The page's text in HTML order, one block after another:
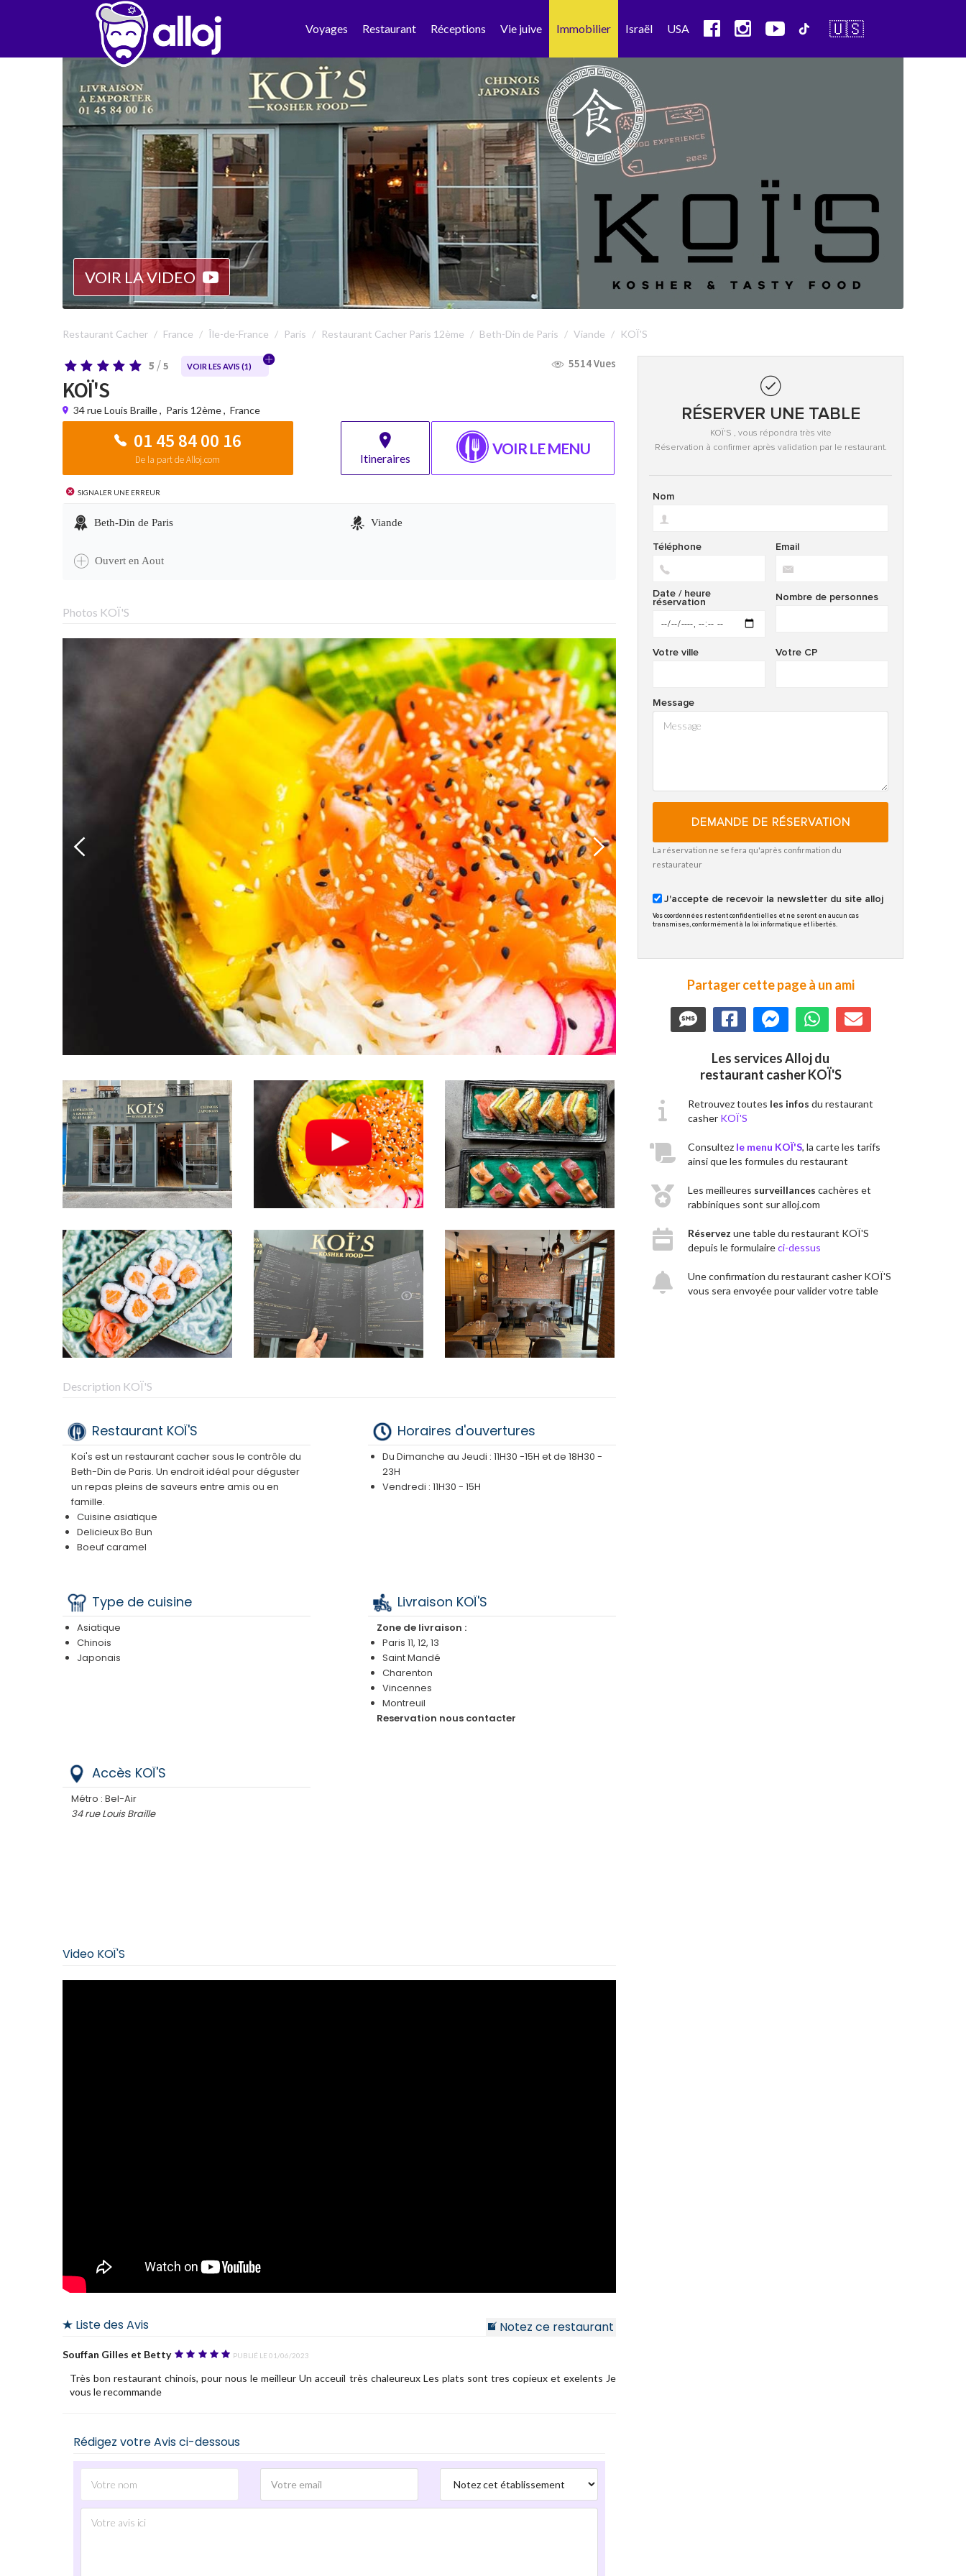
Voyages Restaurant Réceptions Vie juive Immobilier Israël USA 🇺🇸
VOIR LA VIDEO
Restaurant Cacher France Île-de-France Paris Restaurant Cacher Paris 12ème Beth-Din de Paris Viande KOÏ'S
5 /5 VOIR LES AVIS (1) 5514 Vues
KOÏ'S
34 rue Louis Braille, Paris 12ème, France
01 45 84 00 16
De la part de Alloj.com Itineraires
VOIR LE MENU
Signaler une erreur
Beth-Din de Paris Viande
Ouvert en Aout
Photos KOÏ'S
Description KOÏ'S
Restaurant KOÏ'S
Koi's est un restaurant cacher sous le contrôle du
Beth-Din de Paris. Un endroit idéal pour déguster
un repas pleins de saveurs entre amis ou en
famille.
Cuisine asiatique
Delicieux Bo Bun
Boeuf caramel
Horaires d'ouvertures
Du Dimanche au Jeudi : 11H30 -15H et de 18H30 -
23H
Vendredi : 11H30 - 15H
Type de cuisine
Asiatique
Chinois
Japonais
Livraison KOÏ'S
Zone de livraison :
Paris 11, 12, 13
Saint Mandé
Charenton
Vincennes
Montreuil
Reservation nous contacter
Accès KOÏ'S
Métro : Bel-Air
34 rue Louis Braille
Video KOÏ'S
Liste des Avis Notez ce restaurant
Souffan Gilles et Betty
Publié le 01/06/2023
Très bon restaurant chinois, pour nous le meilleur Un acceuil très chaleureux Les plats sont tres copieux et exelents Je
vous le recommande
Rédigez votre Avis ci-dessous
RÉSERVER UNE TABLE
KOÏ'S , vous répondra très vite
Réservation à confirmer après validation par le restaurant.
Nom
Email
Téléphone
Nombre de personnes
Date / heure
réservation
Votre CP
Votre ville
Message
DEMANDE DE RÉSERVATION
La réservation ne se fera qu'après confirmation du
restaurateur
J'accepte de recevoir la newsletter du site alloj
Vos coordonnées restent confidentielles et ne seront en aucun cas
transmises, conformément à la loi informatique et libertés.
Partager cette page à un ami
Les services Alloj du
restaurant casher KOÏ'S
Retrouvez toutes les infos du restaurant
casher KOÏ'S
Consultez le menu KOÏ'S, la carte les tarifs
ainsi que les formules du restaurant
Les meilleures surveillances cachères et
rabbiniques sont sur alloj.com
Réservez une table du restaurant KOÏ'S
depuis le formulaireci-dessus
Une confirmation du restaurant casher KOÏ'S
vous sera envoyée pour valider votre table